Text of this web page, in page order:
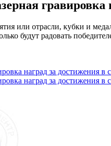
гравировка
или отрасли, кубки и
будут радовать